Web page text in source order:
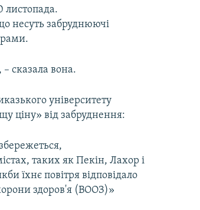
листопада.
несуть забруднюючі
сказала вона.
університету
ціну» від забруднення:
таких як Пекін, Лахор і
їхнє повітря відповідало
здоров'я (ВООЗ)»